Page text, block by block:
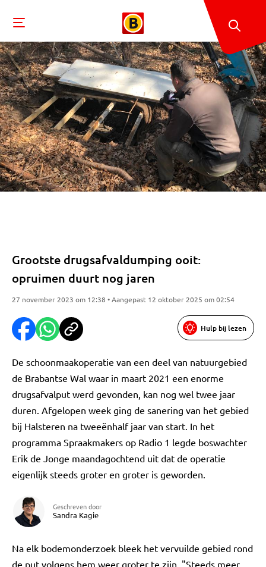
Grootste drugsafvaldumping ooit:
opruimen duurt nog jaren
27 november 2023 om 12:38 • Aangepast 12 oktober 2025 om 02:54
Hulp bij lezen
De schoonmaakoperatie van een deel van natuurgebied
de Brabantse Wal waar in maart 2021 een enorme
drugsafvalput werd gevonden, kan nog wel twee jaar
duren. Afgelopen week ging de sanering van het gebied
bij Halsteren na tweeënhalf jaar van start. In het
programma Spraakmakers op Radio 1 legde boswachter
Erik de Jonge maandagochtend uit dat de operatie
eigenlijk steeds groter en groter is geworden.
Geschreven door
Sandra Kagie
Na elk bodemonderzoek bleek het vervuilde gebied rond
de put volgens hem weer groter te zijn. "Steeds meer